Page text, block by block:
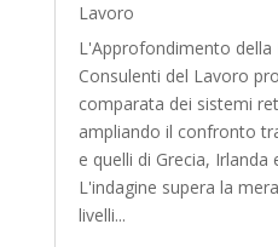
Lavoro
L'Approfondimento della
Consulenti del Lavoro
comparata dei sistemi
ampliando il confronto
e quelli di Grecia, Irlanda
L'indagine supera la
livelli...